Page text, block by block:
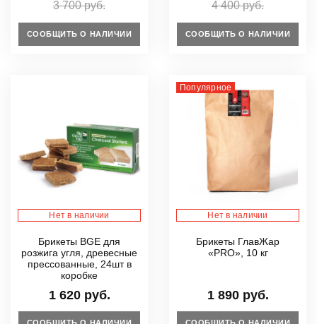
3 700 руб.
СООБЩИТЬ О НАЛИЧИИ
4 400 руб.
СООБЩИТЬ О НАЛИЧИИ
Нет в наличии
Брикеты BGE для
розжига угля, древесные
прессованные, 24шт в
коробке
1 620 руб.
Популярное
Нет в наличии
Брикеты ГлавЖар
«PRO», 10 кг
1 890 руб.